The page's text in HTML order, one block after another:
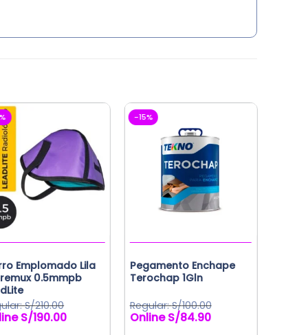
Emplomado Lila
0.5mmpb
S/210.00
S/190.00El
-15%
Pegamento Enchape
Terochap 1Gln
S/100.00
El
S/84.90El